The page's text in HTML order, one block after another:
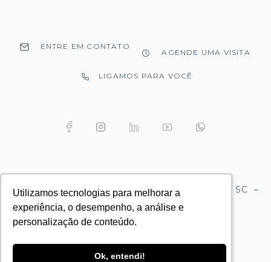
Utilizamos tecnologias para melhorar a
experiência, o desempenho, a análise e
personalização de conteúdo.
Ok, entendi!
Utilizamos tecnologias para melhorar a
experiência, o desempenho, a análise e
personalização de conteúdo.
Ok, entendi!
ENTRE EM CONTATO
AGENDE UMA VISITA
LIGAMOS PARA VOCÊ
Alameda Bruestlein, 83 – Centro – Joinville / SC –
89201-040 – |47| 3027 2942
Aviso de Privacidade